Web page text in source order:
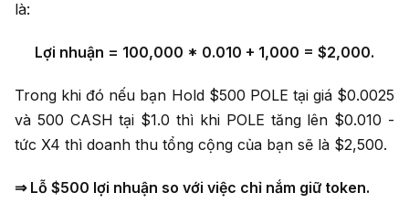
là:
Lợi nhuận = 100,000 * 0.010 + 1,000 = $2,000.
Trong khi đó nếu bạn Hold $500 POLE tại giá $0.0025
và 500 CASH tại $1.0 thì khi POLE tăng lên $0.010 -
tức X4 thì doanh thu tổng cộng của bạn sẽ là $2,500.
⇒ Lỗ $500 lợi nhuận so với việc chỉ nắm giữ token.